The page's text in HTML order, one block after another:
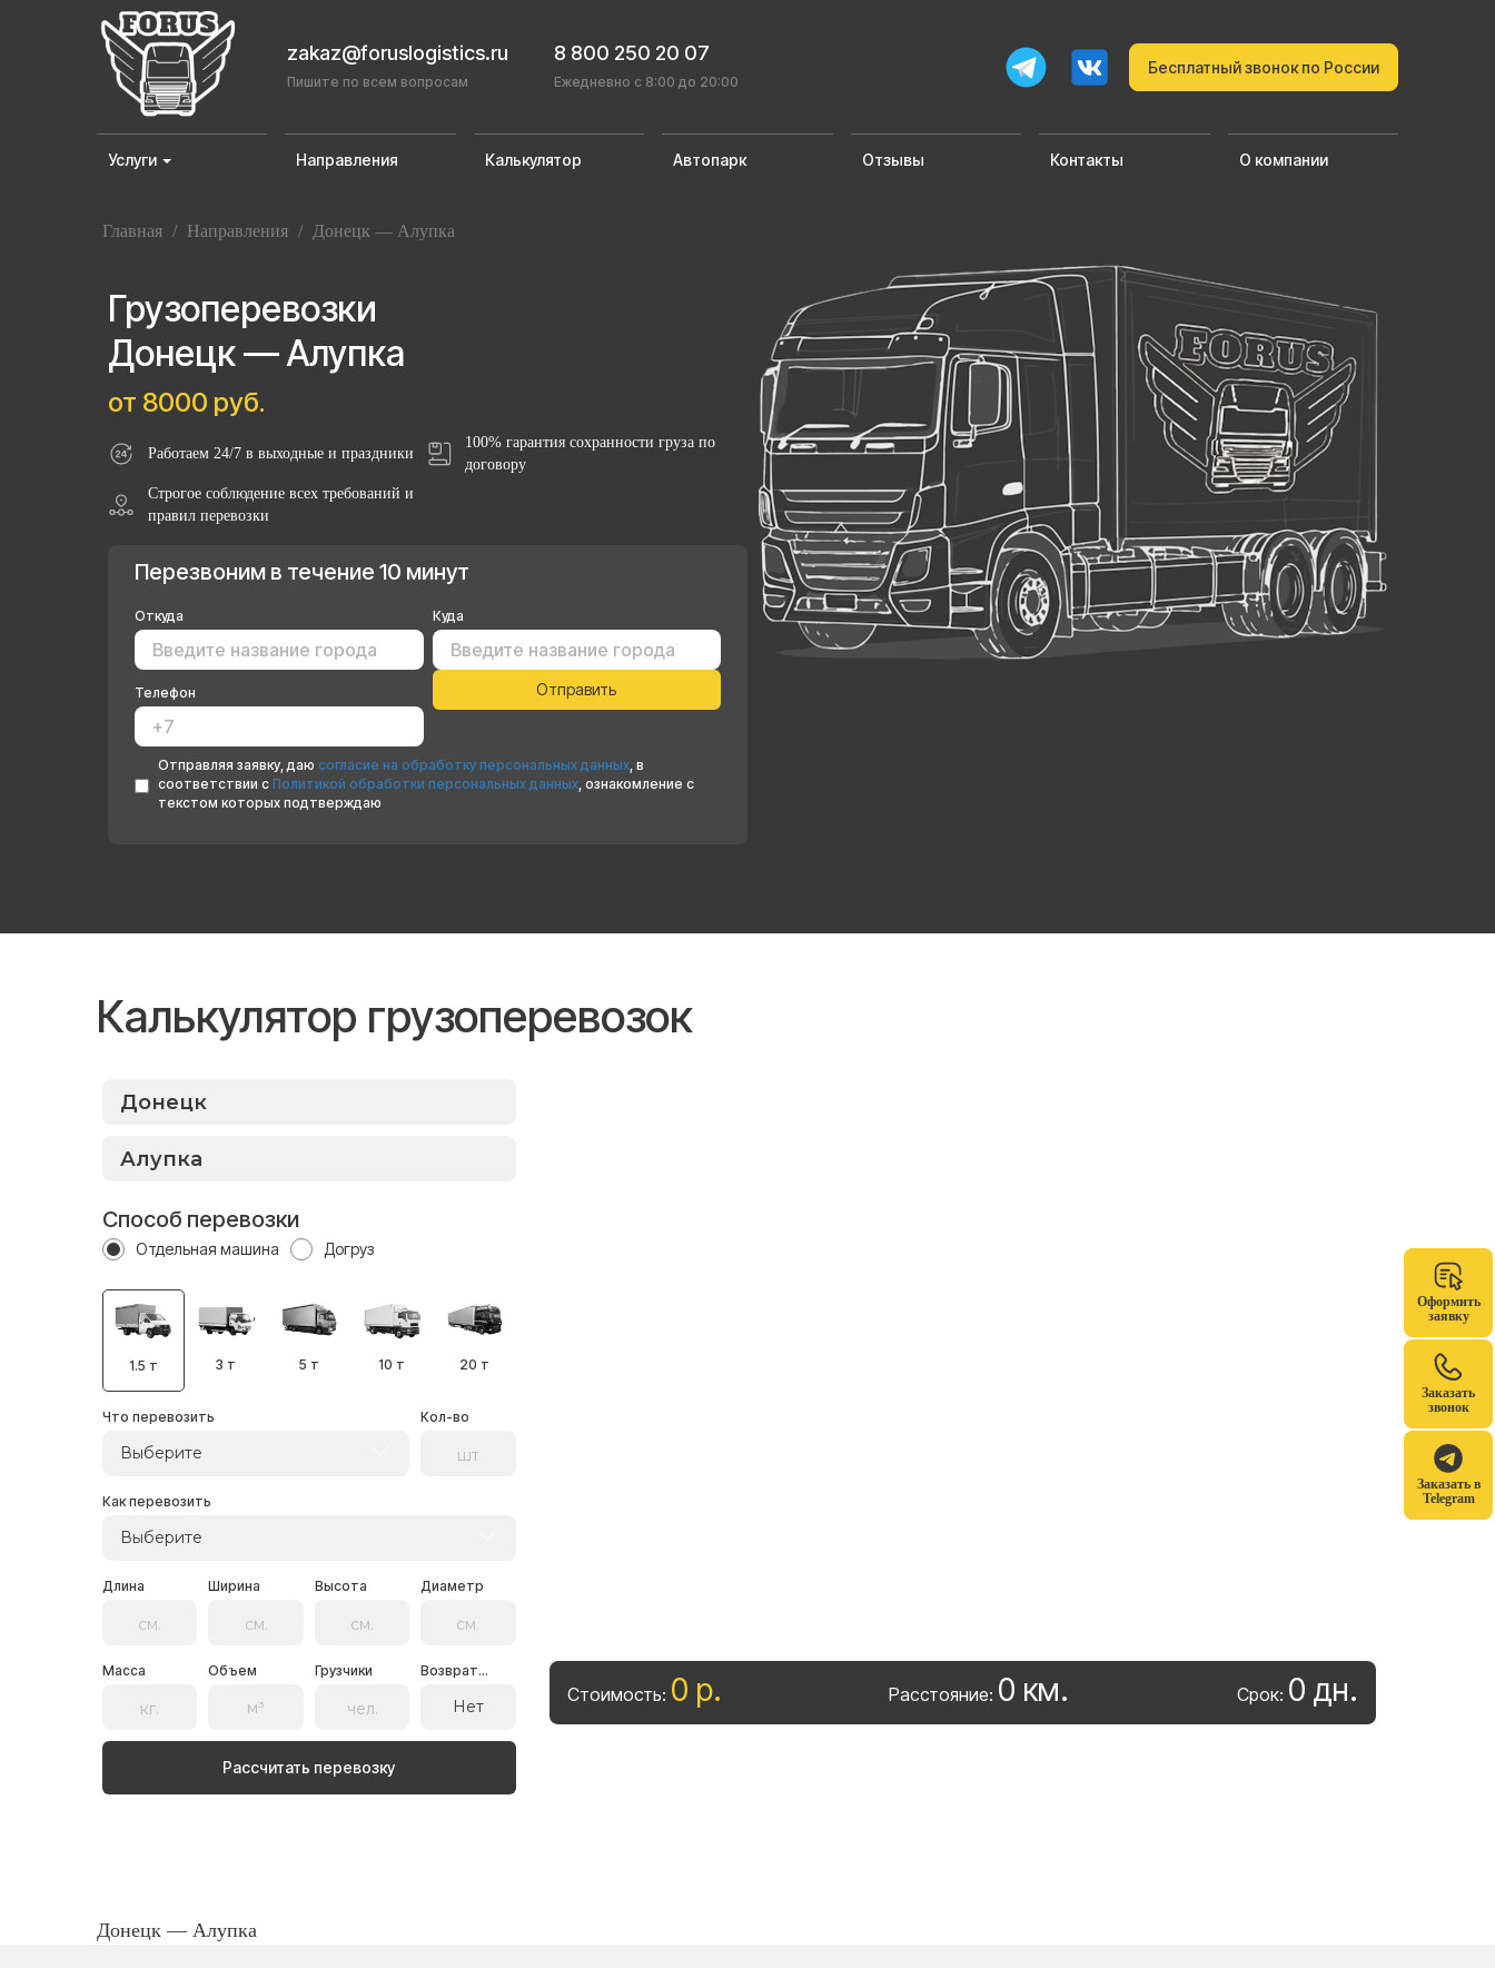
Оформить
заявку
Заказать
звонок
Заказать в
Telegram
zakaz@foruslogistics.ru
Пишите по всем вопросам
8 800 250 20 07
Ежедневно с 8:00 до 20:00
Бесплатный звонок по России
Услуги Направления Калькулятор Автопарк Отзывы Контакты О компании
Главная / Направления / Донецк — Алупка
Грузоперевозки
Донецк — Алупка
от 8000 руб.
Работаем 24/7 в выходные и праздники
100% гарантия сохранности груза по
договору
Строгое соблюдение всех требований и
правил перевозки
Перезвоним в течение 10 минут
Откуда Куда
Телефон
Отправляя заявку, даю согласие на обработку персональных данных, в
соответствии с Политикой обработки персональных данных, ознакомление с
текстом которых подтверждаю
Калькулятор грузоперевозок
Способ перевозки
Отдельная машина Догруз
1.5 т 3 т 5 т 10 т 20 т
Что перевозить
Выберите
Кол-во
Как перевозить
Выберите
Длина Ширина Высота Диаметр
Масса Объем Грузчики Возврат...
Нет
Рассчитать перевозку
Стоимость: 0 р. Расстояние: 0 км. Срок: 0 дн.
Донецк — Алупка